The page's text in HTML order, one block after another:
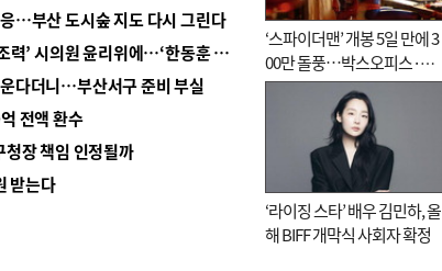
…부산 도시숲 지도 다시 그린다
■ 국힘 부산시당, ‘정이한 조력’ 시의원 윤리위에…‘한동훈 지지’도 신고접수
다더니…부산서구 준비 부실
전액 환수
장 책임 인정될까
받는다
‘스파이더맨’ 개봉 5일 만에 3
00만 돌풍…박스오피스·예
매율 동시 1위
‘라이징 스타’ 배우 김민하, 올
해 BIFF 개막식 사회자 확정